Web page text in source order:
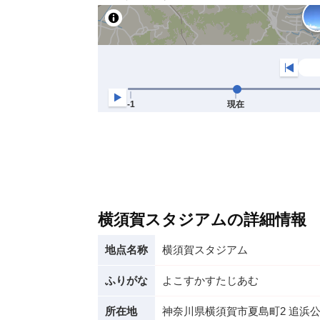
横須賀スタジアムの詳細情報
地点名称 横須賀スタジアム
ふりがな よこすかすたじあむ
所在地 神奈川県横須賀市夏島町2 追浜